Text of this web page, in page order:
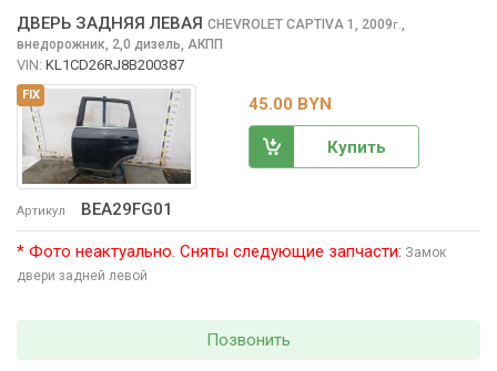
FIX
Артикул BEA29FG01
ДВЕРЬ ЗАДНЯЯ ЛЕВАЯ CHEVROLET CAPTIVA 1, 2009г.,
внедорожник, 2,0 дизель, АКПП
VIN: KL1CD26RJ8B200387
45.00 BYN
Купить
* Фото неактуально. Сняты следующие запчасти: Замок
двери задней левой
Позвонить